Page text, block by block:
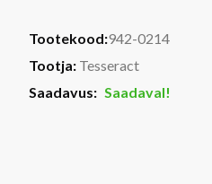
Tootekood:942-0214
Tootja: Tesseract
Saadavus: Saadaval!